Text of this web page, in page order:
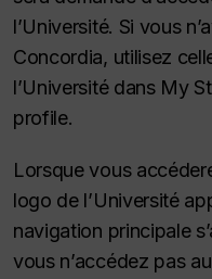
l’Université. Si vous
Concordia, utilisez
l’Université dans My
profile.
Lorsque vous
logo de l’Université
navigation principale
vous n’accédez pas